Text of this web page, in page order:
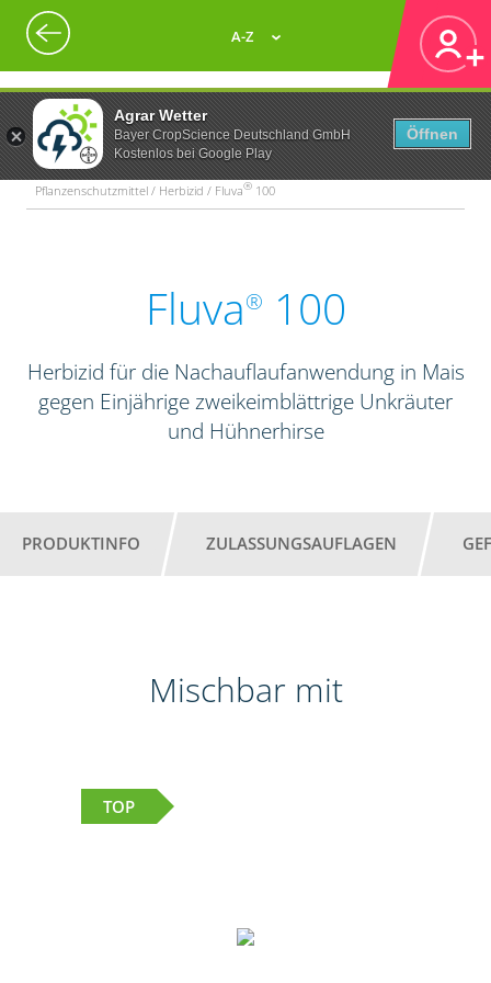
Agrar Wetter
Bayer CropScience Deutschland GmbH
Kostenlos bei Google Play
Öffnen
A-Z
Pflanzenschutzmittel / Herbizid / Fluva® 100
Fluva® 100
Herbizid für die Nachauflaufanwendung in Mais
gegen Einjährige zweikeimblättrige Unkräuter
und Hühnerhirse
PRODUKTINFO ZULASSUNGSAUFLAGEN
Mischbar mit
TOP